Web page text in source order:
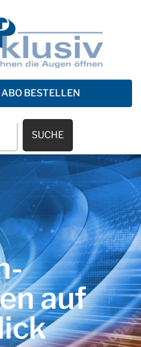
ABO BESTELLEN
SUCHE
auf